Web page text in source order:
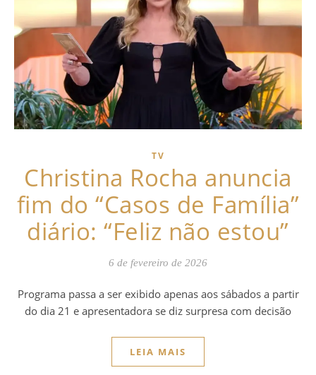
TV
Christina Rocha anuncia
fim do “Casos de Família”
diário: “Feliz não estou”
6 de fevereiro de 2026
Programa passa a ser exibido apenas aos sábados a partir
do dia 21 e apresentadora se diz surpresa com decisão
LEIA MAIS